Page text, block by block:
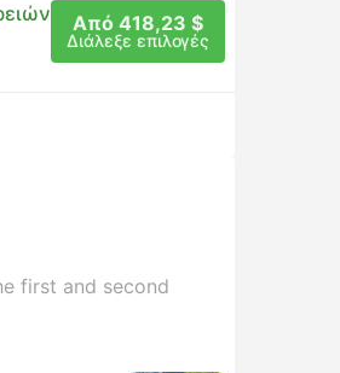
Από 418,23 $
Διάλεξε επιλογές
first and second